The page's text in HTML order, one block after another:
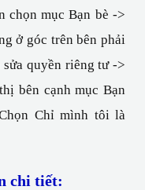
chọn mục Bạn bè ->
ở góc trên bên phải
quyền riêng tư ->
bên cạnh mục Bạn
Chỉ mình tôi là
chi tiết: